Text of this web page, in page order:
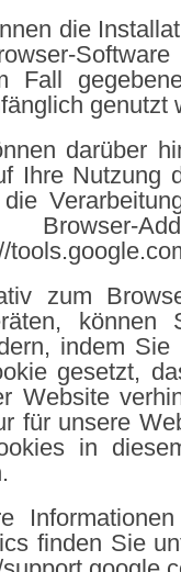
die
Fall
genutzt
darüber
Ihre Nutzung
zum
indem
gesetzt,
Website
für unsere
in
finden Sie